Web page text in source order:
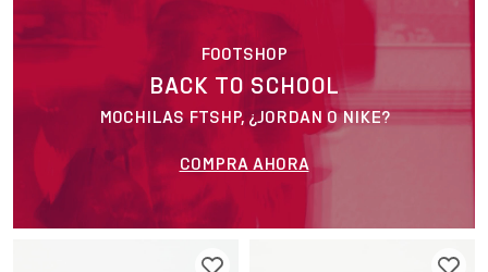
FOOTSHOP
BACK TO SCHOOL
MOCHILAS FTSHP, ¿JORDAN O NIKE?
COMPRA AHORA